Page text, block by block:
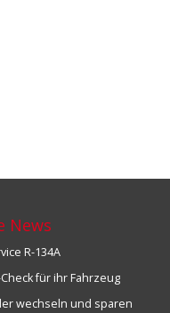
News
R-134A
für ihr Fahrzeug
wechseln und sparen